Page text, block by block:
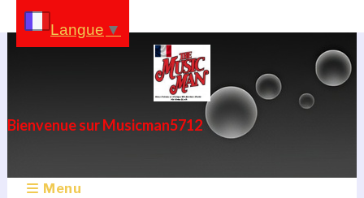
Bienvenue sur Musicman5712
Menu
Langue ▼